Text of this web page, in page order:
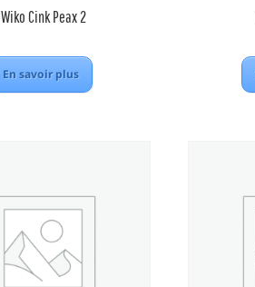
Wiko Cink Peax 2
En savoir plus